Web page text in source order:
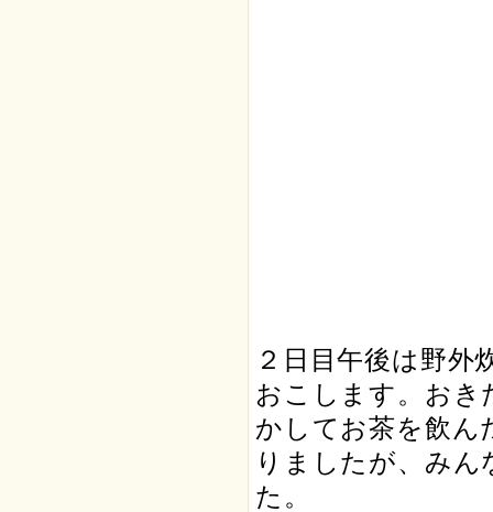
２日目午後は野外
おこします。おき
かしてお茶を飲ん
りましたが、み
た。